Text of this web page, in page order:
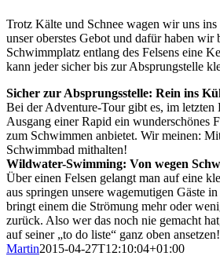
Trotz Kälte und Schnee wagen wir uns
unser oberstes Gebot und dafür haben wir
Schwimmplatz entlang des Felsens eine
kann jeder sicher bis zur Absprungstelle
Sicher zur Absprungsstelle: Rein ins
Bei der Adventure-Tour gibt es, im letzten
Ausgang einer Rapid ein wunderschönes
zum Schwimmen anbietet. Wir meinen:
Schwimmbad mithalten!
Wildwater-Swimming: Von wegen
Über einen Felsen gelangt man auf eine
aus springen unsere wagemutigen Gäste
bringt einem die Strömung mehr oder
zurück. Also wer das noch nie gemacht
auf seiner „to do liste“ ganz oben ansetzen!
Martin2015-04-27T12:10:04+01:00